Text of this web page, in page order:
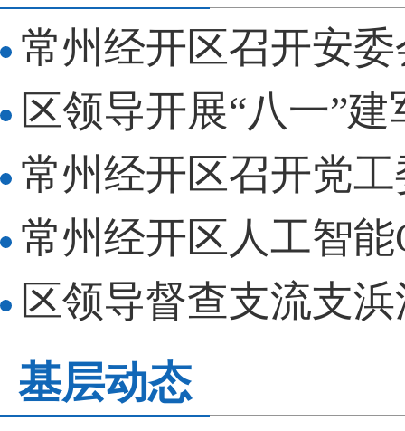
常州经开区召开安
区领导开展“八一”
常州经开区召开党
常州经开区人工智
区领导督查支流支
基层动态